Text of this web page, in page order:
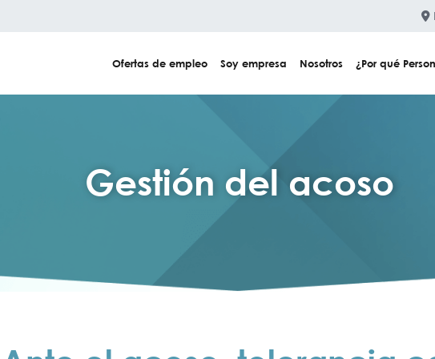
Ofertas de empleo Soy empresa Nosotros ¿Por qué
Gestión del acoso